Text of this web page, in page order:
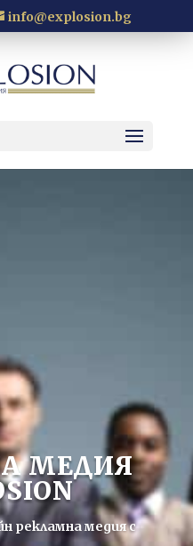
info@explosion.bg
МЕДИЯ
рекламна медия с